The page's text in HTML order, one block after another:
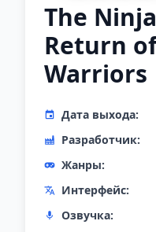
The
Return
Warriors
Дата выхода:
Разработчик:
Жанры:
Интерфейс:
Озвучка: